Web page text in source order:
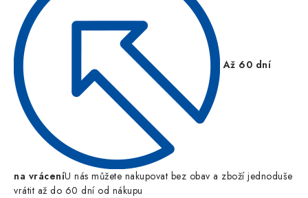
Až 60 dní
na vráceníU nás můžete nakupovat bez obav a zboží jednoduše
vrátit až do 60 dní od nákupu